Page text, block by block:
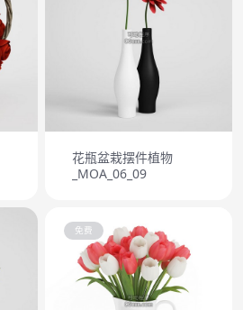
花瓶盆栽摆件植物
_MOA_06_09
免费